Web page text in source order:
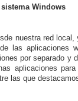
Windows
nuestra red
las aplicaciones
por separado y
aplicaciones
las que